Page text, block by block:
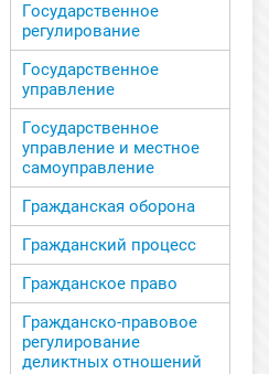
Государственное
регулирование
Государственное
управление
Государственное
управление и местное
самоуправление
Гражданская оборона
Гражданский процесс
Гражданское право
Гражданско-правовое
регулирование
деликтных отношений